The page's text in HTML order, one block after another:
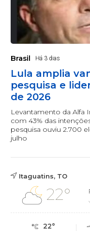
Brasil Há 3 dias
Lula amplia
pesquisa e
de 2026
Levantamento da Alfa
com 43% das
pesquisa ouviu 2.700
julho
Itaguatins, TO
22°
22°